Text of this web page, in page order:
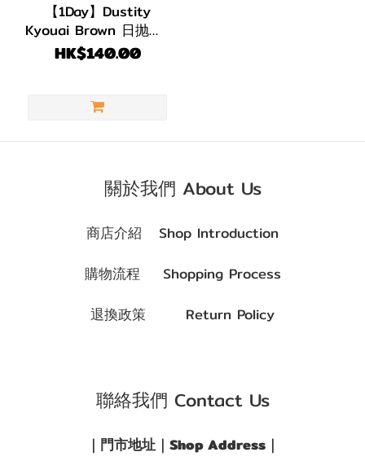
【1Day】Dustity
Kyouai Brown 日抛｜1
盒10片
HK$140.00
關於我們 About Us
商店介紹 Shop Introduction
購物流程 Shopping Process
退換政策 Return Policy
聯絡我們 Contact Us
｜門市地址｜Shop Address｜